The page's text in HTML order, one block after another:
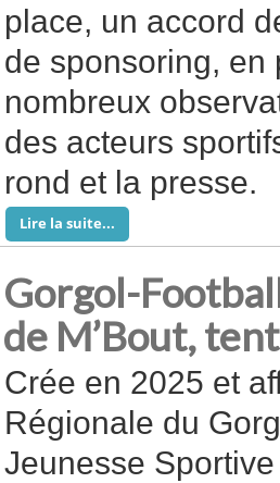
place, un accord
de sponsoring, en
nombreux
des acteurs
rond et la presse.
Lire la suite...
Gorgol-
de M’Bout,
Crée en 2025 et
Régionale du
Jeunesse Sportive